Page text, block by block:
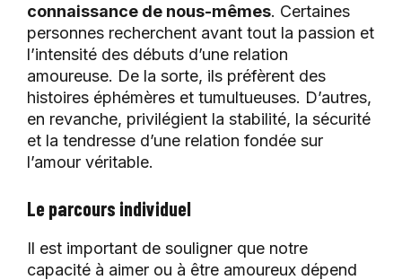
connaissance de nous-mêmes. Certaines
personnes recherchent avant tout la passion et
l’intensité des débuts d’une relation
amoureuse. De la sorte, ils préfèrent des
histoires éphémères et tumultueuses. D’autres,
en revanche, privilégient la stabilité, la sécurité
et la tendresse d’une relation fondée sur
l’amour véritable.
Le parcours individuel
Il est important de souligner que notre
capacité à aimer ou à être amoureux dépend